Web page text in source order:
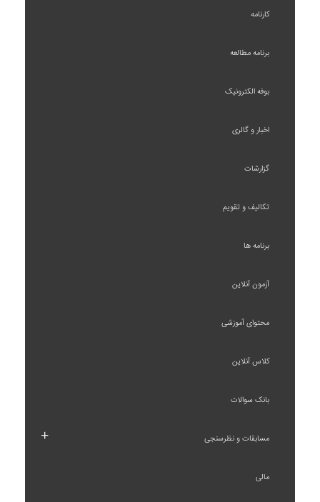
کارنامه
برنامه مطالعه
بوفه الکترونیک
اخبار و گالری
گزارشات
تکالیف و تقویم
برنامه ها
آزمون آنلاین
محتوای آموزشی
کلاس آنلاین
بانک سوالات
مسابقات و نظرسنجی +
مالی